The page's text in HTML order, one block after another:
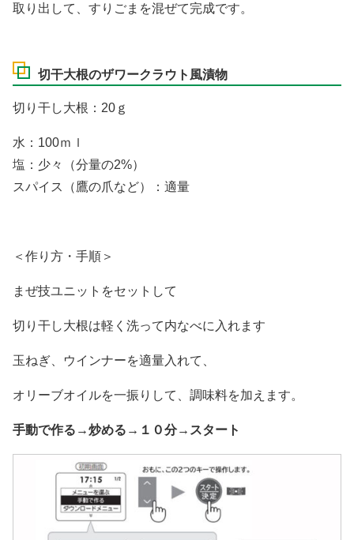
取り出して、すりごまを混ぜて完成です。
切干大根のザワークラウト風漬物
切り干し大根：20ｇ
水：100ｍｌ
塩：少々（分量の2%）
スパイス（鷹の爪など）：適量
＜作り方・手順＞
まぜ技ユニットをセットして
切り干し大根は軽く洗って内なべに入れます
玉ねぎ、ウインナーを適量入れて、
オリーブオイルを一振りして、調味料を加えます。
手動で作る→炒める→１０分→スタート